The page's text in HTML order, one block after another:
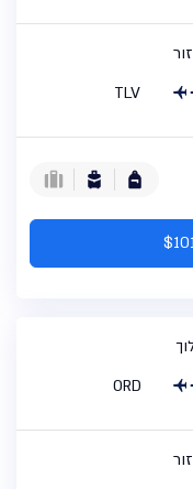
TLV
ORD